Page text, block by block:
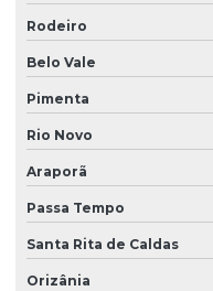
Rodeiro
Belo Vale
Pimenta
Rio Novo
Araporã
Passa Tempo
Santa Rita de Caldas
Orizânia